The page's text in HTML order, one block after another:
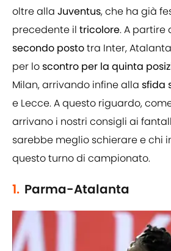
oltre alla Juventus, che ha già
precedente il tricolore. A partire
secondo postotra Inter,
per loscontro per la quinta
Milan, arrivando infine alla sfida
e Lecce. A questo riguardo,
arrivano i nostri consigli ai
sarebbe meglio schierare e chi
questo turno di campionato.
1. Parma-Atalanta